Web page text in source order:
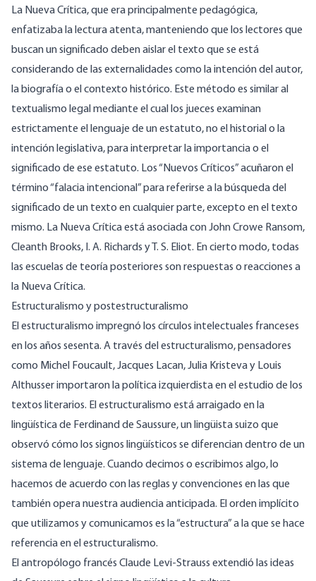
La Nueva Crítica, que era principalmente pedagógica,
enfatizaba la lectura atenta, manteniendo que los lectores que
buscan un significado deben aislar el texto que se está
considerando de las externalidades como la intención del autor,
la biografía o el contexto histórico. Este método es similar al
textualismo legal mediante el cual los jueces examinan
estrictamente el lenguaje de un estatuto, no el historial o la
intención legislativa, para interpretar la importancia o el
significado de ese estatuto. Los “Nuevos Críticos” acuñaron el
término “falacia intencional” para referirse a la búsqueda del
significado de un texto en cualquier parte, excepto en el texto
mismo. La Nueva Crítica está asociada con John Crowe Ransom,
Cleanth Brooks, I. A. Richards y T. S. Eliot. En cierto modo, todas
las escuelas de teoría posteriores son respuestas o reacciones a
la Nueva Crítica.
Estructuralismo y postestructuralismo
El estructuralismo impregnó los círculos intelectuales franceses
en los años sesenta. A través del estructuralismo, pensadores
como Michel Foucault, Jacques Lacan, Julia Kristeva y Louis
Althusser importaron la política izquierdista en el estudio de los
textos literarios. El estructuralismo está arraigado en la
lingüística de Ferdinand de Saussure, un lingüista suizo que
observó cómo los signos lingüísticos se diferencian dentro de un
sistema de lenguaje. Cuando decimos o escribimos algo, lo
hacemos de acuerdo con las reglas y convenciones en las que
también opera nuestra audiencia anticipada. El orden implícito
que utilizamos y comunicamos es la “estructura” a la que se hace
referencia en el estructuralismo.
El antropólogo francés Claude Levi-Strauss extendió las ideas